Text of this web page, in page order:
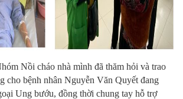
Nồi cháo nhà mình đã thăm hỏi và trao
cho bệnh nhân Nguyễn Văn Quyết đang
Ung bướu, đồng thời chung tay hỗ trợ